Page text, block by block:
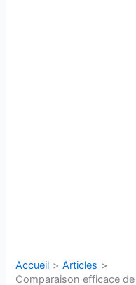
Accueil
Articles
Comparaison efficace